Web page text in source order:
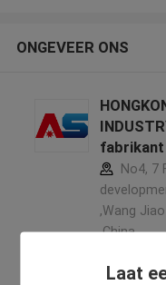
Laat
ONGEVEER ONS
No4, 7
,Wang
,China